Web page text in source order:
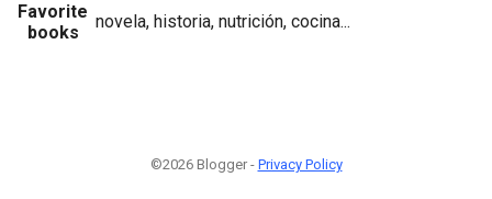
Favorite
books
novela, historia, nutrición, cocina...
©2026 Blogger - Privacy Policy